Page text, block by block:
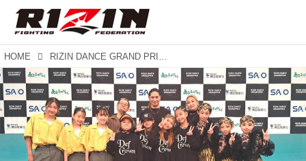
HOME RIZIN DANCE GRAND PRIX 2024 東日本予選結果